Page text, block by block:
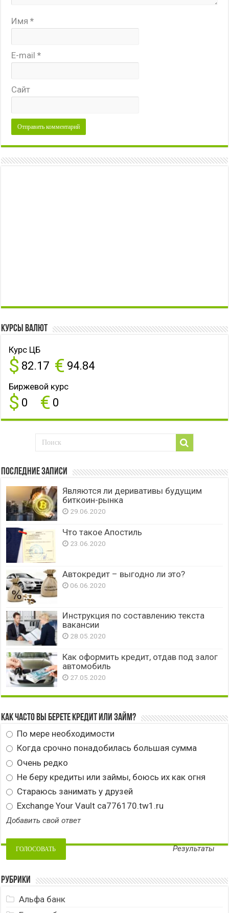
Имя*
E-mail*
Сайт
Курсы валют
Курс ЦБ
$ 82.17 € 94.84
Биржевой курс
$ 0 € 0
Последние записи
Являются ли деривативы будущим
биткоин-рынка
29.06.2020
Что такое Апостиль
23.06.2020
Автокредит – выгодно ли это?
06.06.2020
Инструкция по составлению текста
вакансии
28.05.2020
Как оформить кредит, отдав под залог
автомобиль
27.05.2020
Как часто вы берете кредит или займ?
По мере необходимости
Когда срочно понадобилась большая сумма
Очень редко
Не беру кредиты или займы, боюсь их как огня
Стараюсь занимать у друзей
Exchange Your Vault ca776170.tw1.ru
Добавить свой ответ
Результаты
Рубрики
Альфа банк